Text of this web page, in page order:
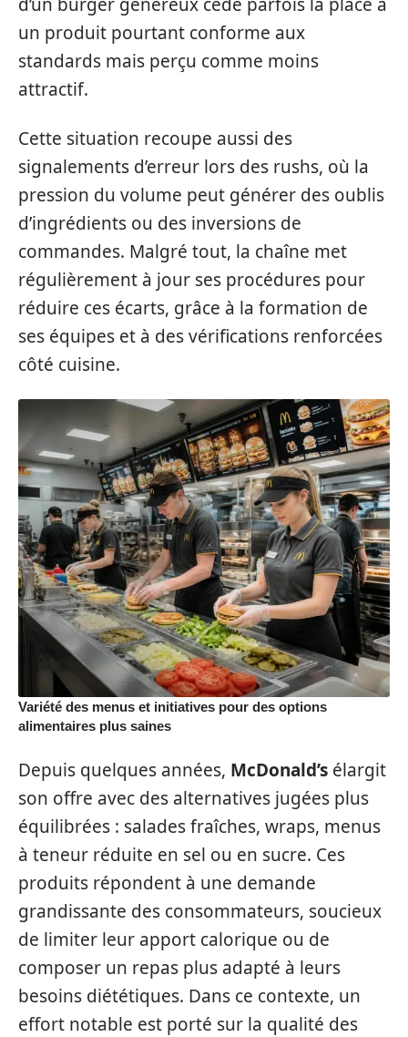
d’un burger généreux cède parfois la place à
un produit pourtant conforme aux
standards mais perçu comme moins
attractif.
Cette situation recoupe aussi des
signalements d’erreur lors des rushs, où la
pression du volume peut générer des oublis
d’ingrédients ou des inversions de
commandes. Malgré tout, la chaîne met
régulièrement à jour ses procédures pour
réduire ces écarts, grâce à la formation de
ses équipes et à des vérifications renforcées
côté cuisine.
Variété des menus et initiatives pour des options
alimentaires plus saines
Depuis quelques années, McDonald’s élargit
son offre avec des alternatives jugées plus
équilibrées : salades fraîches, wraps, menus
à teneur réduite en sel ou en sucre. Ces
produits répondent à une demande
grandissante des consommateurs, soucieux
de limiter leur apport calorique ou de
composer un repas plus adapté à leurs
besoins diététiques. Dans ce contexte, un
effort notable est porté sur la qualité des